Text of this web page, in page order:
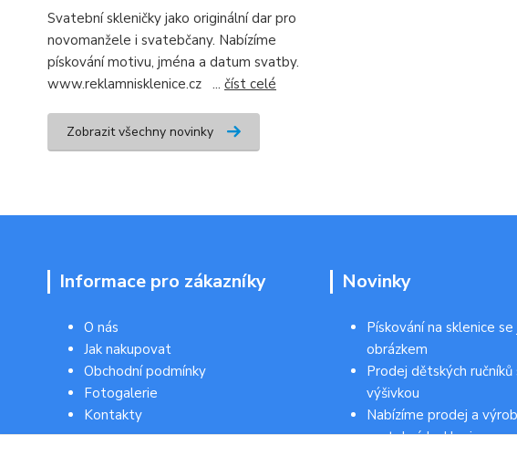
Svatební skleničky jako originální dar pro
novomanžele i svatebčany. Nabízíme
pískování motivu, jména a datum svatby.
www.reklamnisklenice.cz ... číst celé
Zobrazit všechny novinky
Informace pro zákazníky
O nás
Jak nakupovat
Obchodní podmínky
Fotogalerie
Kontakty
Novinky
Pískování na sklenice
obrázkem
Prodej dětských ručníků
výšivkou
Nabízíme prodej a
svatebních sklenic